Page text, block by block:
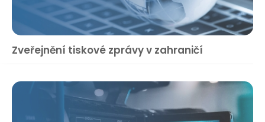
Zveřejnění tiskové zprávy v zahraničí